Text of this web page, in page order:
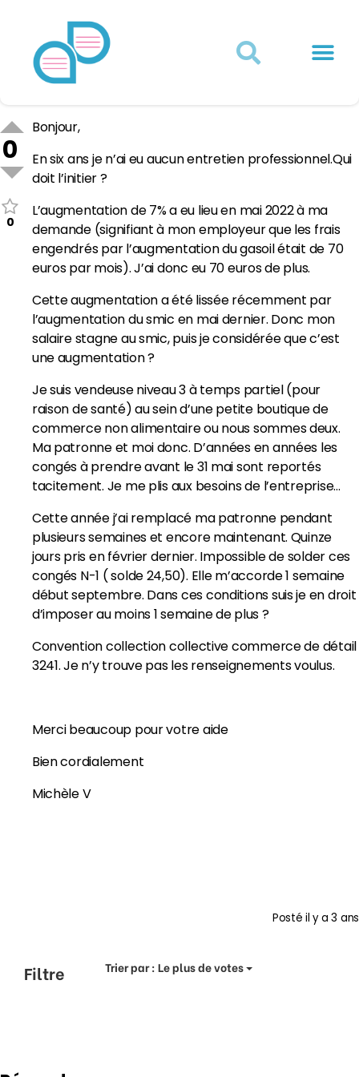
0
0
Bonjour,
En six ans je n’ai eu aucun entretien professionnel.Qui
doit l’initier ?
L’augmentation de 7% a eu lieu en mai 2022 à ma
demande (signifiant à mon employeur que les frais
engendrés par l’augmentation du gasoil était de 70
euros par mois). J’ai donc eu 70 euros de plus.
Cette augmentation a été lissée récemment par
l’augmentation du smic en mai dernier. Donc mon
salaire stagne au smic, puis je considérée que c’est
une augmentation ?
Je suis vendeuse niveau 3 à temps partiel (pour
raison de santé) au sein d’une petite boutique de
commerce non alimentaire ou nous sommes deux.
Ma patronne et moi donc. D’années en années les
congés à prendre avant le 31 mai sont reportés
tacitement. Je me plis aux besoins de l’entreprise…
Cette année j’ai remplacé ma patronne pendant
plusieurs semaines et encore maintenant. Quinze
jours pris en février dernier. Impossible de solder ces
congés N-1 ( solde 24,50). Elle m’accorde 1 semaine
début septembre. Dans ces conditions suis je en droit
d’imposer au moins 1 semaine de plus ?
Convention collection collective commerce de détail
3241. Je n’y trouve pas les renseignements voulus.
Merci beaucoup pour votre aide
Bien cordialement
Michèle V
Postéil y a 3 ans
Filtre Trier par :Le plus de votes